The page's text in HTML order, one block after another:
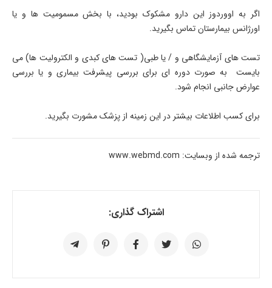
اگر به اووردوز این دارو مشکوک بودید، با بخش مسمومیت ها و یا
اورژانس بیمارستان تماس بگیرید.
تست های آزمایشگاهی و / یا طبی( تست های کبدی و الکترولیت ها) می
بایست به صورت دوره ای برای بررسی پیشرفت بیماری و یا بررسی
عوارض جانبی انجام شود.
برای کسب اطلاعات بیشتر در این زمینه از پزشک مشورت بگیرید.
ترجمه شده از وبسایت: www.webmd.com
اشتراک گذاری: